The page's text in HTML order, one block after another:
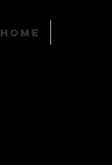
Home